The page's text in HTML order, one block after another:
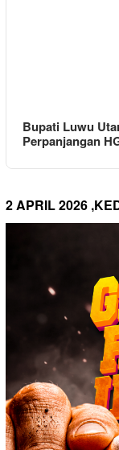
Bupati Luwu
Perpanjangan
2 APRIL 2026